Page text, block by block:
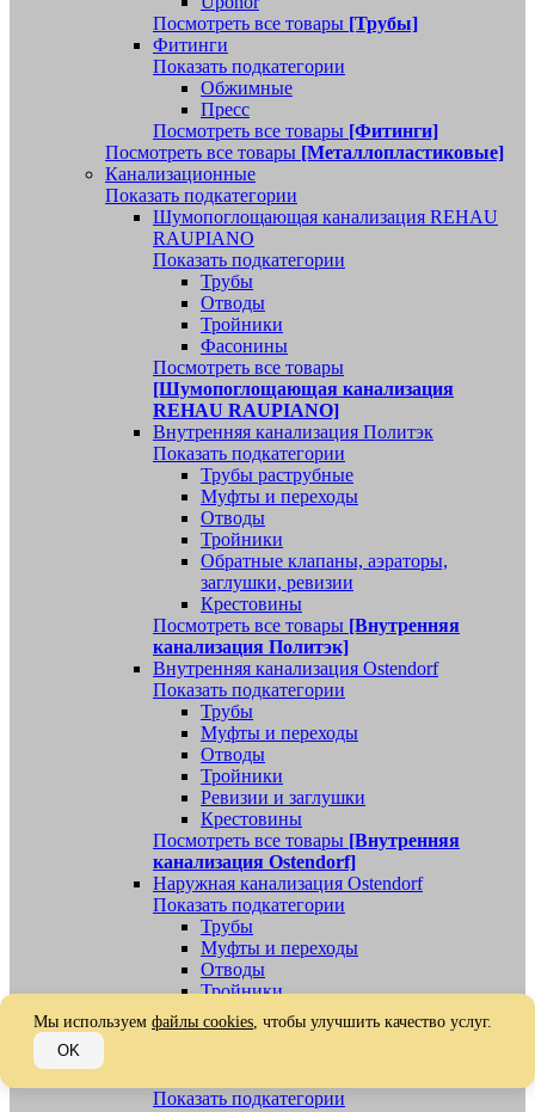
Посмотреть все товары [Трубы]
Фитинги
Показать подкатегории
Обжимные
Пресс
Посмотреть все товары [Фитинги]
Посмотреть все товары [Металлопластиковые]
Канализационные
Показать подкатегории
Шумопоглощающая канализация REHAU
RAUPIANO
Показать подкатегории
Трубы
Отводы
Тройники
Фасонины
Посмотреть все товары
[Шумопоглощающая канализация
REHAU RAUPIANO]
Внутренняя канализация Политэк
Показать подкатегории
Трубы раструбные
Муфты и переходы
Отводы
Тройники
Обратные клапаны, аэраторы,
заглушки, ревизии
Крестовины
Посмотреть все товары [Внутренняя
канализация Политэк]
Внутренняя канализация Ostendorf
Показать подкатегории
Трубы
Муфты и переходы
Отводы
Тройники
Ревизии и заглушки
Крестовины
Посмотреть все товары [Внутренняя
канализация Ostendorf]
Наружная канализация Ostendorf
Показать подкатегории
Трубы
Муфты и переходы
Отводы
Тройники
Ревизии, заглушки, обратные клапаны
Посмотреть все товары[Наружная
Показать подкатегории
Мы используем файлы cookies, чтобы улучшить качество услуг.
OK